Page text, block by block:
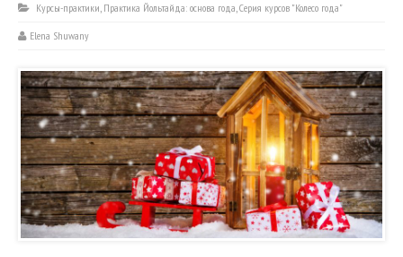
Курсы-практики, Практика Йольтайда: основа года,Серия курсов "Колесо года"
Elena Shuwany